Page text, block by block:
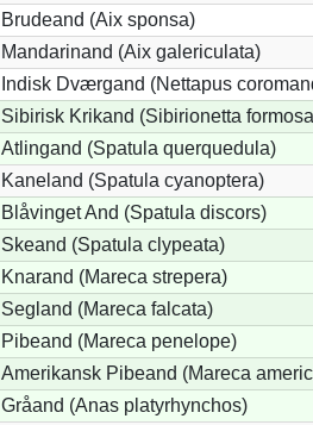
Brudeand (Aix sponsa)
Mandarinand (Aix galericulata)
Indisk Dværgand (Nettapus
Sibirisk Krikand (Sibirionetta
Atlingand (Spatula querquedula)
Kaneland (Spatula cyanoptera)
Blåvinget And (Spatula discors)
Skeand (Spatula clypeata)
Knarand (Mareca strepera)
Segland (Mareca falcata)
Pibeand (Mareca penelope)
Amerikansk Pibeand (Mareca
Gråand (Anas platyrhynchos)